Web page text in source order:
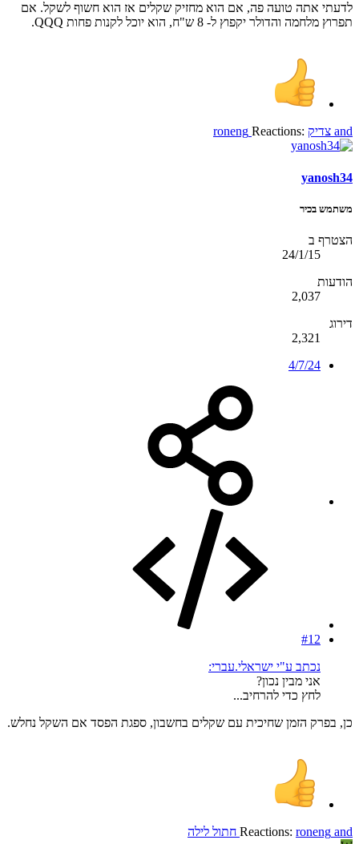
לדעתי אתה טועה פה, אם הוא מחזיק שקלים אז הוא חשוף לשקל. אם
תפרוץ מלחמה והדולר יקפוץ ל- 8 ש"ח, הוא יוכל לקנות פחות QQQ.
Reactions: צדיק and
roneng
yanosh34
משתמש בכיר
הצטרף ב
24/1/15
הודעות
2,037
דירוג
2,321
4/7/24
#12
נכתב ע"י ישראלי.עברי:
אני מבין נכון?
לחץ כדי להרחיב...
כן, בפרק הזמן שחיכית עם שקלים בחשבון, ספגת הפסד אם השקל נחלש.
Reactions: roneng and
חתול לילה